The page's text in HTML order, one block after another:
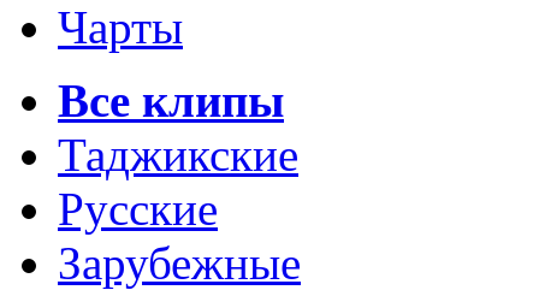
Чарты
Все клипы
Таджикские
Русские
Зарубежные